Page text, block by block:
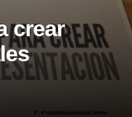
crear